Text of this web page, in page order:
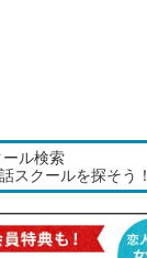
ル検索
スクールを探そう！